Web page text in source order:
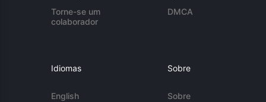
Torne-se um
colaborador
DMCA
Idiomas
English
Sobre
Sobre